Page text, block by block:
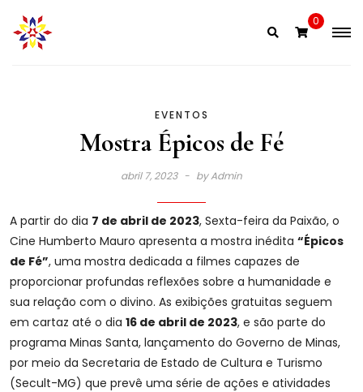
content
0
EVENTOS
Mostra Épicos de Fé
abril 7, 2023 byAdmin
A partir do dia 7 de abril de 2023, Sexta-feira da Paixão, o
Cine Humberto Mauro apresenta a mostra inédita “Épicos
de Fé”, uma mostra dedicada a filmes capazes de
proporcionar profundas reflexões sobre a humanidade e
sua relação com o divino. As exibições gratuitas seguem
em cartaz até o dia 16 de abril de 2023, e são parte do
programa Minas Santa, lançamento do Governo de Minas,
por meio da Secretaria de Estado de Cultura e Turismo
(Secult-MG) que prevê uma série de ações e atividades